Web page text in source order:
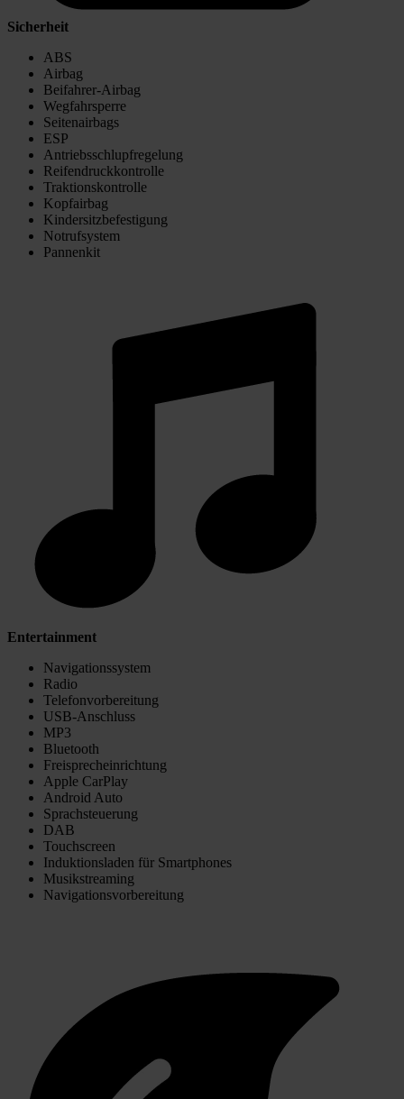
Sicherheit
ABS
Airbag
Beifahrer-Airbag
Wegfahrsperre
Seitenairbags
ESP
Antriebsschlupfregelung
Reifendruckkontrolle
Traktionskontrolle
Kopfairbag
Kindersitzbefestigung
Notrufsystem
Pannenkit
Entertainment
Navigationssystem
Radio
Telefonvorbereitung
USB-Anschluss
MP3
Bluetooth
Freisprecheinrichtung
Apple CarPlay
Android Auto
Sprachsteuerung
DAB
Touchscreen
Induktionsladen für Smartphones
Musikstreaming
Navigationsvorbereitung